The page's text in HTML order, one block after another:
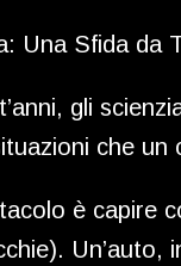
Una Sfida da
gli
che un
è capire
Un’auto,